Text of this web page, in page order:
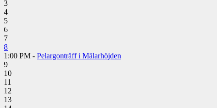
3
4
5
6
7
8
1:00 PM - Pelargonträff i Mälarhöjden
9
10
11
12
13